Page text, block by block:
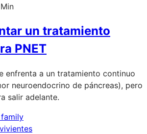
un tratamiento
PNET
enfrenta a un tratamiento continuo
neuroendocrino de páncreas), pero
salir adelante.